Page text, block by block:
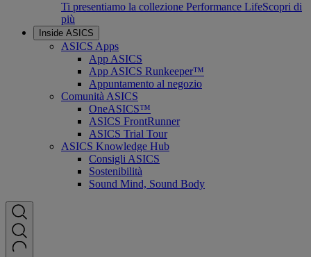
Ti presentiamo la collezione Performance LifeScopri di
più
Inside ASICS
ASICS Apps
App ASICS
App ASICS Runkeeper™
Appuntamento al negozio
Comunità ASICS
OneASICS™
ASICS FrontRunner
ASICS Trial Tour
ASICS Knowledge Hub
Consigli ASICS
Sostenibilità
Sound Mind, Sound Body